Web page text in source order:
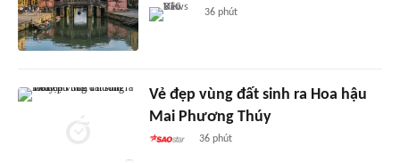
36 phút
Vẻ đẹp vùng đất sinh ra Hoa hậu
Mai Phương Thúy
36 phút